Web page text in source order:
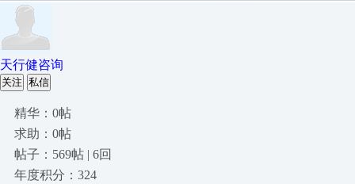
天行健咨询
关注 私信
精华：0帖
求助：0帖
帖子：569帖 | 6回
年度积分：324